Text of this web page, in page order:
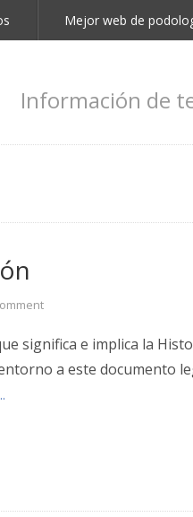
Mejor web de
Información de
significa e implica la
a este documento